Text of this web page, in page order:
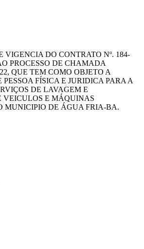
VIGENCIA DO CONTRATO Nº. 184-
PROCESSO DE CHAMADA
QUE TEM COMO OBJETO A
FÍSICA E JURIDICA PARA A
DE LAVAGEM E
VEICULOS E MÁQUINAS
MUNICIPIO DE ÁGUA FRIA-BA.